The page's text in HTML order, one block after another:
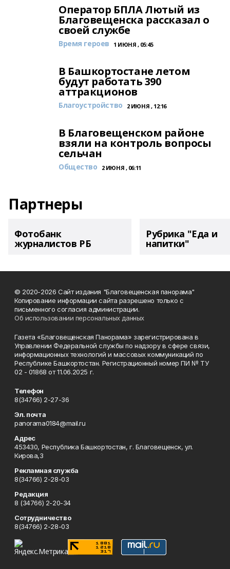
Оператор БПЛА Лютый из
Благовещенска рассказал о
своей службе
Время героев 1 ИЮНЯ , 05:45
В Башкортостане летом
будут работать 390
аттракционов
Благоустройство 2 ИЮНЯ , 12:16
В Благовещенском районе
взяли на контроль вопросы
сельчан
Общество 2 ИЮНЯ , 06:11
Партнеры
Фотобанк
журналистов РБ
Рубрика "Еда и
напитки"
© 2020-2026 Сайт издания "Благовещенская панорама"
Копирование информации сайта разрешено только с
письменного согласия администрации.
Об использовании персональных данных
Газета «Благовещенская Панорама» зарегистрирована в
Управлении Федеральной службы по надзору в сфере связи,
информационных технологий и массовых коммуникаций по
Республике Башкортостан. Регистрационный номер ПИ № ТУ
02 - 01868 от 11.06.2025 г.
Телефон
8(34766) 2-27-36
Эл. почта
panorama0184@mail.ru
Адрес
453430, Республика Башкортостан, г. Благовещенск, ул.
Кирова,3
Рекламная служба
8(34766) 2-28-03
Редакция
8 (34766) 2-20-34
Сотрудничество
8(34766) 2-28-03